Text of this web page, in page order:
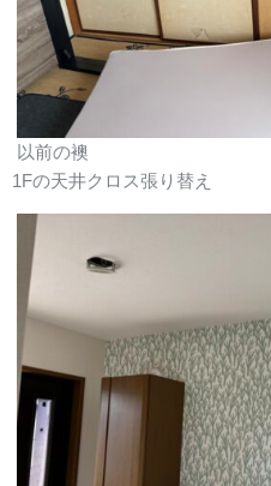
以前の襖
1Fの天井クロス張り替え